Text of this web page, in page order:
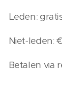
Leden:
Niet-leden:
Betalen via